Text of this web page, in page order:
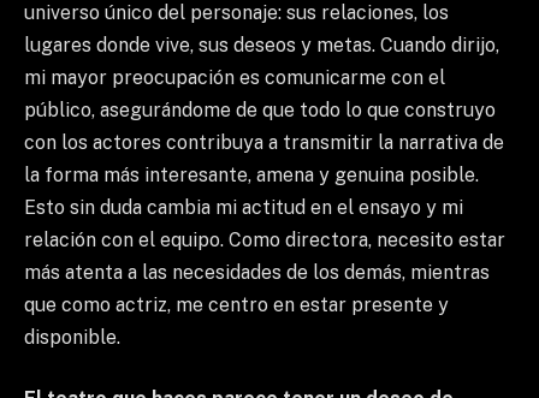
universo único del personaje: sus relaciones, los
lugares donde vive, sus deseos y metas. Cuando dirijo,
mi mayor preocupación es comunicarme con el
público, asegurándome de que todo lo que construyo
con los actores contribuya a transmitir la narrativa de
la forma más interesante, amena y genuina posible.
Esto sin duda cambia mi actitud en el ensayo y mi
relación con el equipo. Como directora, necesito estar
más atenta a las necesidades de los demás, mientras
que como actriz, me centro en estar presente y
disponible.